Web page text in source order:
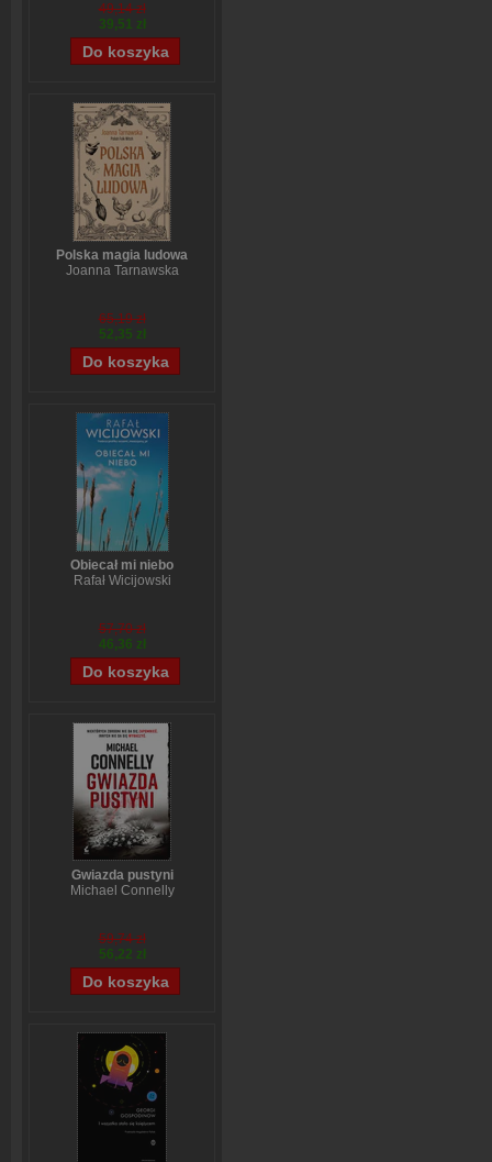
Stefanie Stahl
49,14 zł
39,51 zł
Polska magia ludowa
Joanna Tarnawska
65,19 zł
52,35 zł
Obiecał mi niebo
Rafał Wicijowski
57,70 zł
46,36 zł
Gwiazda pustyni
Michael Connelly
59,74 zł
56,22 zł